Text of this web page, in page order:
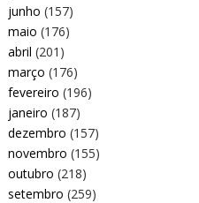
junho (157)
maio (176)
abril (201)
março (176)
fevereiro (196)
janeiro (187)
dezembro (157)
novembro (155)
outubro (218)
setembro (259)